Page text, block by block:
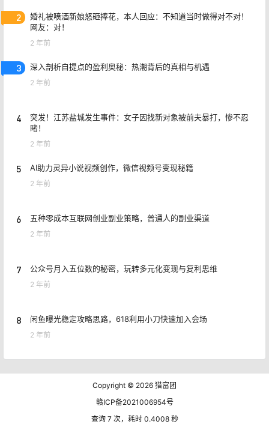
2
婚礼被喷酒新娘怒砸捧花，本人回应：不知道当时做得对不对！
网友：对！
2 年前
3 深入剖析自提点的盈利奥秘：热潮背后的真相与机遇
2 年前
4
突发！江苏盐城发生事件：女子因找新对象被前夫暴打，惨不忍
睹！
2 年前
5 AI助力灵异小说视频创作，微信视频号变现秘籍
2 年前
6 五种零成本互联网创业副业策略，普通人的副业渠道
2 年前
7 公众号月入五位数的秘密，玩转多元化变现与复利思维
2 年前
8 闲鱼曝光稳定攻略思路，618利用小刀快速加入会场
2 年前
Copyright © 2026 猎富团
赣ICP备2021006954号
查询 7 次，耗时 0.4008 秒